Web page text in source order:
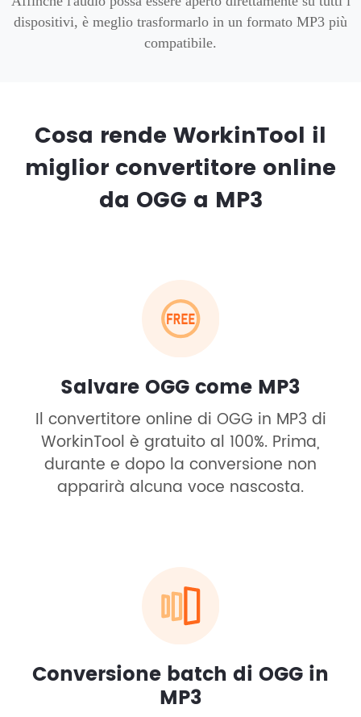
dispositivi, è meglio trasformarlo in un formato MP3 più
compatibile.
Cosa rende WorkinTool il
miglior convertitore online
da OGG a MP3
Salvare OGG come MP3
Il convertitore online di OGG in MP3 di
WorkinTool è gratuito al 100%. Prima,
durante e dopo la conversione non
apparirà alcuna voce nascosta.
Conversione batch di OGG in
MP3